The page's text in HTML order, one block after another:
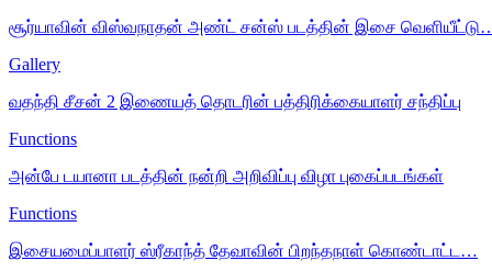
சூர்யாவின் விஸ்வநாதன் அண்ட் சன்ஸ் படத்தின் இசை
Gallery
வதந்தி சீசன் 2 இணையத் தொடரின் பத்திரிக்கையாளர் சந்திப்பு
Functions
அன்பே டயானா படத்தின் நன்றி அறிவிப்பு விழா புகைப்படங்கள்
Functions
இசையமைப்பாளர் ஸ்ரீகாந்த் தேவாவின் பிறந்தநாள் கொண்டாட்ட…